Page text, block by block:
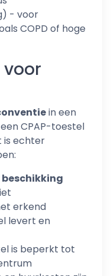
- voor
COPD of hoge
voor
in een
CPAP-toestel
is echter
erkend
levert en
is beperkt tot